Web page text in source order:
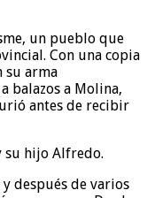
un pueblo que
Con una copia
su arma
balazos a Molina,
antes de recibir
su hijo Alfredo.
después de varios